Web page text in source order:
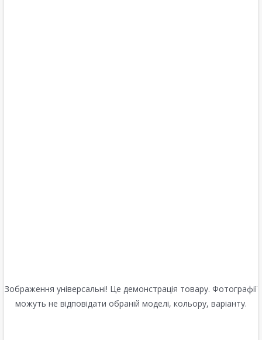
Зображення універсальні! Це демонстрація товару. Фотографії
можуть не відповідати обраній моделі, кольору, варіанту.